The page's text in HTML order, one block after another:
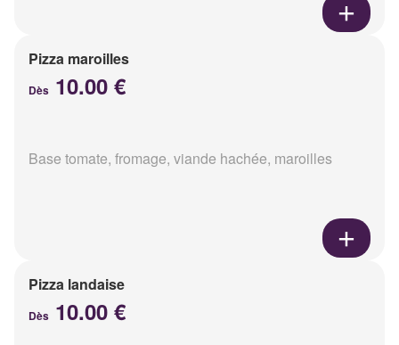
Pizza maroilles
Dès 10.00 €
Base tomate, fromage, viande hachée, maroilles
Pizza landaise
Dès 10.00 €